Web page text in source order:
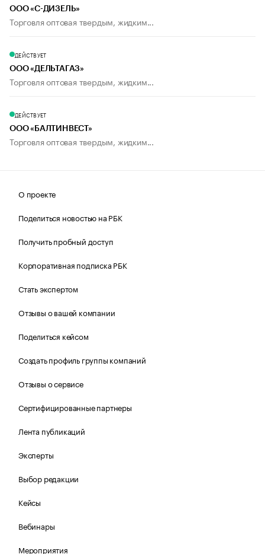
ООО «С-ДИЗЕЛЬ»
Торговля оптовая твердым, жидким...
ДЕЙСТВУЕТ
ООО «ДЕЛЬТАГАЗ»
Торговля оптовая твердым, жидким...
ДЕЙСТВУЕТ
ООО «БАЛТИНВЕСТ»
Торговля оптовая твердым, жидким...
О проекте
Поделиться новостью на РБК
Получить пробный доступ
Корпоративная подписка РБК
Стать экспертом
Отзывы о вашей компании
Поделиться кейсом
Создать профиль группы компаний
Отзывы о сервисе
Сертифицированные партнеры
Лента публикаций
Эксперты
Выбор редакции
Кейсы
Вебинары
Мероприятия